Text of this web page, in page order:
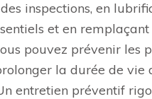
inspections, en
et en remplaçant
pouvez prévenir les
la durée de vie
entretien préventif